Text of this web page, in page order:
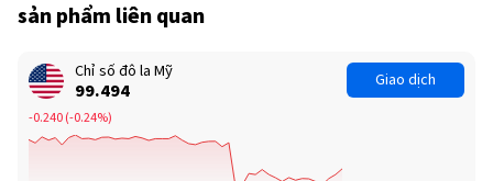
sản phẩm liên quan
Chỉ số đô la Mỹ
99.494
-0.240(-0.24%)
Giao dịch